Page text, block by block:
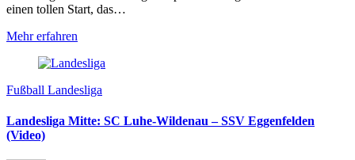
einen tollen Start, das…
Mehr erfahren
Fußball Landesliga
Landesliga Mitte: SC Luhe-Wildenau – SSV Eggenfelden
(Video)